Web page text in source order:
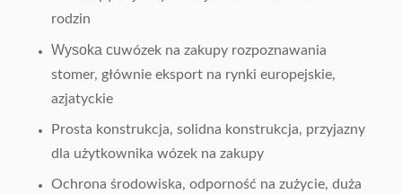
rodzin
Wysoka cuwózek na zakupy rozpoznawania
stomer, głównie eksport na rynki europejskie,
azjatyckie
Prosta konstrukcja, solidna konstrukcja, przyjazny
dla użytkownika wózek na zakupy
Ochrona środowiska, odporność na zużycie, duża